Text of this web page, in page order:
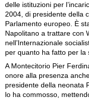
delle istituzioni per
2004, di presidente della
Parlamento europeo. È
Napolitano a trattare con
nell’Internazionale
per quanto ha fatto per la
A Montecitorio Pier
onore alla presenza
presidente della neonata
lo ha commosso,